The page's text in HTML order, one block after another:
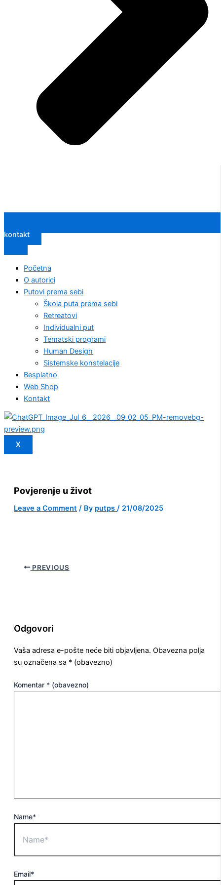
kontakt
Početna
O autorici
Putovi prema sebi
Škola puta prema sebi
Retreatovi
Individualni put
Tematski programi
Human Design
Sistemske konstelacije
Besplatno
Web Shop
Kontakt
X
Povjerenje u život
Leave a Comment / By putps / 21/08/2025
PREVIOUS
Odgovori
Vaša adresa e-pošte neće biti objavljena. Obavezna polja
su označena sa * (obavezno)
Komentar * (obavezno)
Name*
Email*